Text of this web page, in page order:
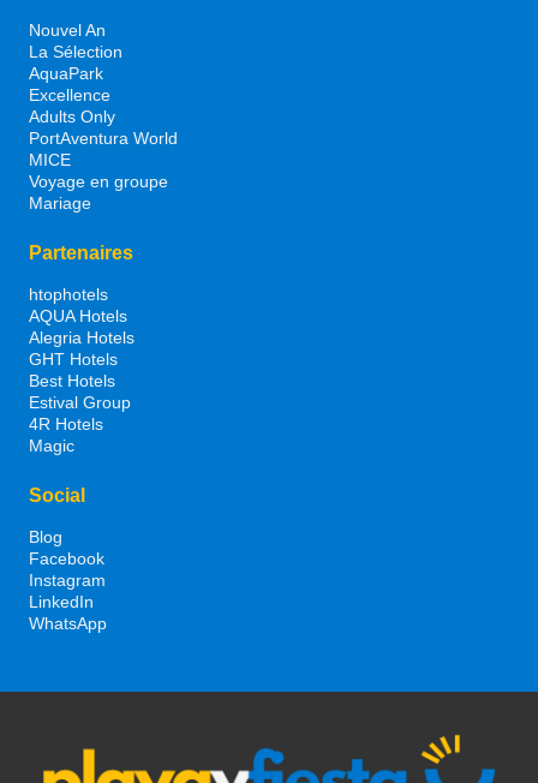
Nouvel An
La Sélection
AquaPark
Excellence
Adults Only
PortAventura World
MICE
Voyage en groupe
Mariage
Partenaires
htophotels
AQUA Hotels
Alegria Hotels
GHT Hotels
Best Hotels
Estival Group
4R Hotels
Magic
Social
Blog
Facebook
Instagram
LinkedIn
WhatsApp